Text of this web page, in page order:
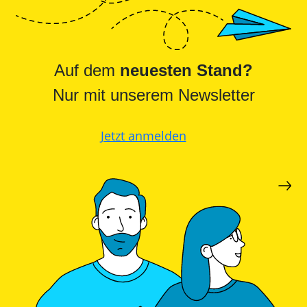
Auf dem neuesten Stand?
Nur mit unserem Newsletter
Jetzt anmelden